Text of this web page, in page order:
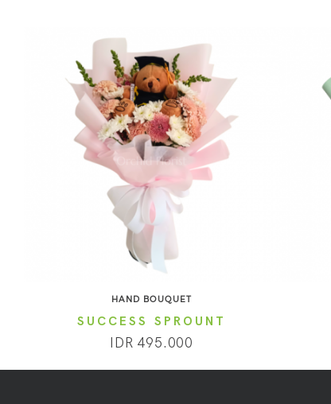
HAND BOUQUET
SUCCESS SPROUNT
IDR 495.000